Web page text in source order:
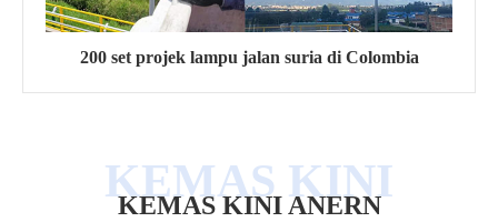
200 set projek lampu jalan suria di Colombia
KEMAS KINI ANERN